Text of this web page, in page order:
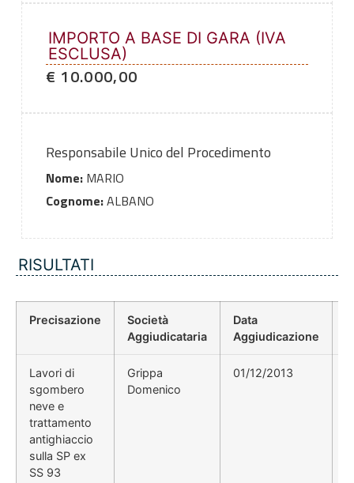
IMPORTO A BASE DI GARA (IVA
ESCLUSA)
€ 10.000,00
Responsabile Unico del Procedimento
Nome:MARIO
Cognome:ALBANO
RISULTATI
Precisazione
Società
Aggiudicataria
Data
Aggiudicazione
Lavori di
sgombero
neve e
trattamento
antighiaccio
sulla SP ex
SS 93
Grippa
Domenico
01/12/2013